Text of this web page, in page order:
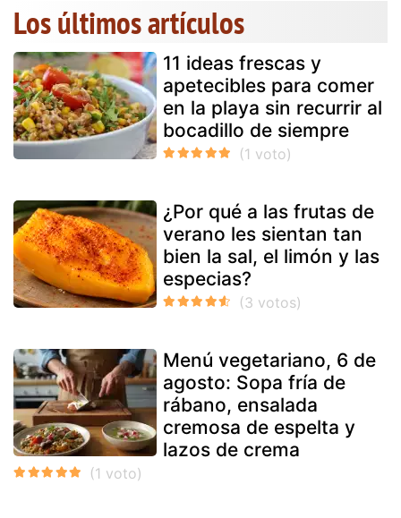
Los últimos artículos
11 ideas frescas y
apetecibles para comer
en la playa sin recurrir al
bocadillo de siempre
¿Por qué a las frutas de
verano les sientan tan
bien la sal, el limón y las
especias?
Menú vegetariano, 6 de
agosto: Sopa fría de
rábano, ensalada
cremosa de espelta y
lazos de crema